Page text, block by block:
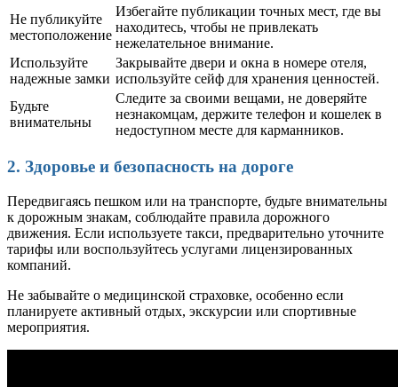
Не публикуйте
местоположение
Избегайте публикации точных мест, где вы
находитесь, чтобы не привлекать
нежелательное внимание.
Используйте
надежные замки
Закрывайте двери и окна в номере отеля,
используйте сейф для хранения ценностей.
Будьте
внимательны
Следите за своими вещами, не доверяйте
незнакомцам, держите телефон и кошелек в
недоступном месте для карманников.
2. Здоровье и безопасность на дороге
Передвигаясь пешком или на транспорте, будьте внимательны
к дорожным знакам, соблюдайте правила дорожного
движения. Если используете такси, предварительно уточните
тарифы или воспользуйтесь услугами лицензированных
компаний.
Не забывайте о медицинской страховке, особенно если
планируете активный отдых, экскурсии или спортивные
мероприятия.